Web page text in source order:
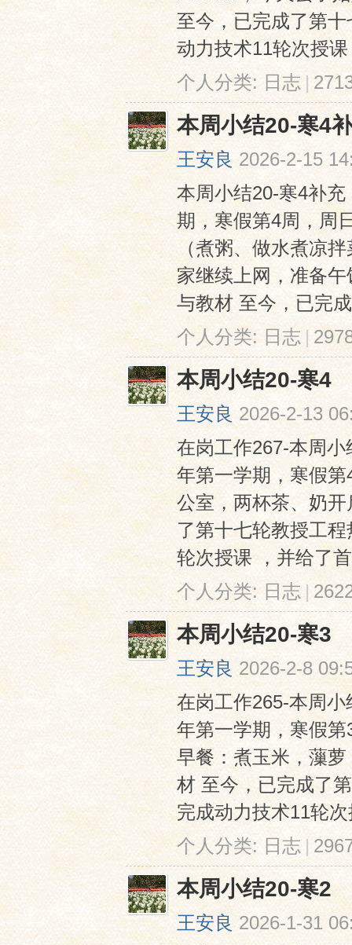
至今，已完成了第
动力技术11轮次授
个人分类: 日志 |
本周小结20-寒4
王安良 2026-2-15
本周小结20-寒4补
期，寒假第4周，周
（煮粥、做水煮凉
家继续上网，准备
与教材 至今，已完
个人分类: 日志 |
本周小结20-寒4
王安良 2026-2-13
在岗工作267-本周
年第一学期，寒假
公室，两杯茶、奶
了第十七轮教授工
轮次授课 ，并给了
个人分类:日志 |
本周小结20-寒3
王安良 2026-2-8
在岗工作265-本周
年第一学期，寒假
早餐：煮玉米，薻
材 至今，已完成了
完成动力技术11轮
个人分类: 日志 |
本周小结20-寒2
王安良 2026-1-31